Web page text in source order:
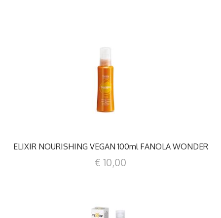
DETTAGLI
ELIXIR NOURISHING VEGAN 100ml FANOLA WONDER
€ 10,00